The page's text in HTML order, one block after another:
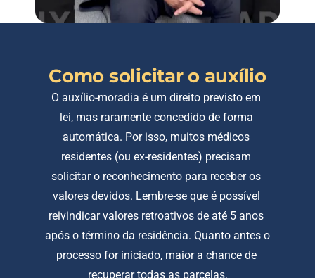
Como solicitar o auxílio
O auxílio-moradia é um direito previsto em
lei, mas raramente concedido de forma
automática. Por isso, muitos médicos
residentes (ou ex-residentes) precisam
solicitar o reconhecimento para receber os
valores devidos. Lembre-se que é possível
reivindicar valores retroativos de até 5 anos
após o término da residência. Quanto antes o
processo for iniciado, maior a chance de
recuperar todas as parcelas.